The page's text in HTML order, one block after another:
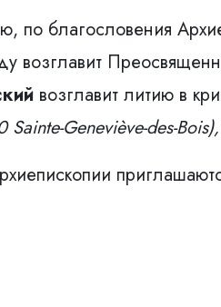
по благословения
возглавит
возглавит литию в
Geneviève-des-Bois),